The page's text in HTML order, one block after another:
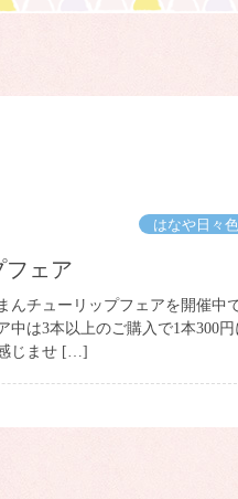
はなや日々色
フェア
んチューリップフェアを開催中
中は3本以上のご購入で1本300円
じませ […]